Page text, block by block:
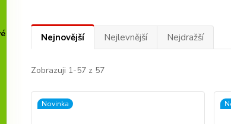
Nejnovější Nejlevnější Nejdražší
Zobrazuji 1-57 z 57
Novinka